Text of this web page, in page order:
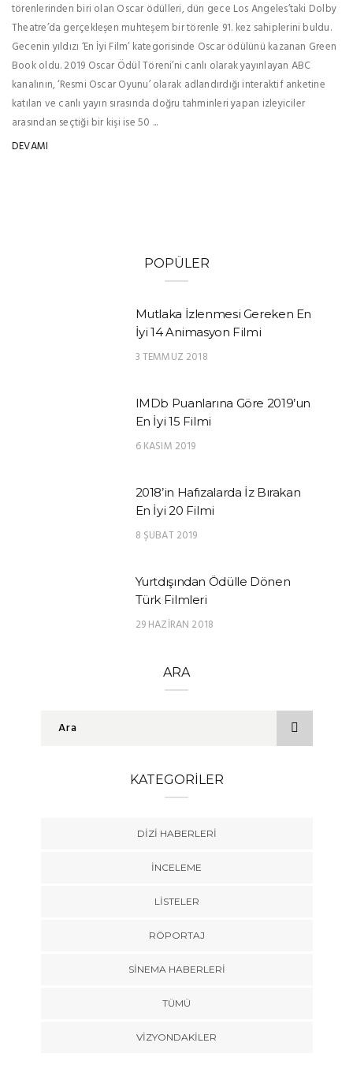
törenlerinden biri olan Oscar ödülleri, dün gece Los Angeles’taki Dolby
Theatre’da gerçekleşen muhteşem bir törenle 91. kez sahiplerini buldu.
Gecenin yıldızı ‘En İyi Film’ kategorisinde Oscar ödülünü kazanan Green
Book oldu. 2019 Oscar Ödül Töreni’ni canlı olarak yayınlayan ABC
kanalının, ‘Resmi Oscar Oyunu’ olarak adlandırdığı interaktif anketine
katılan ve canlı yayın sırasında doğru tahminleri yapan izleyiciler
arasından seçtiği bir kişi ise 50 ...
DEVAMI
POPÜLER
Mutlaka İzlenmesi Gereken En
İyi 14 Animasyon Filmi
3 TEMMUZ 2018
IMDb Puanlarına Göre 2019’un
En İyi 15 Filmi
6 KASIM 2019
2018’in Hafızalarda İz Bırakan
En İyi 20 Filmi
8 ŞUBAT 2019
Yurtdışından Ödülle Dönen
Türk Filmleri
29 HAZIRAN 2018
ARA
KATEGORILER
DIZI HABERLERI
İNCELEME
LISTELER
RÖPORTAJ
SINEMA HABERLERI
TÜMÜ
VIZYONDAKILER